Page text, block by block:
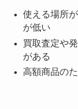
使える場所
が低い
買取査定や
がある
高額商品の